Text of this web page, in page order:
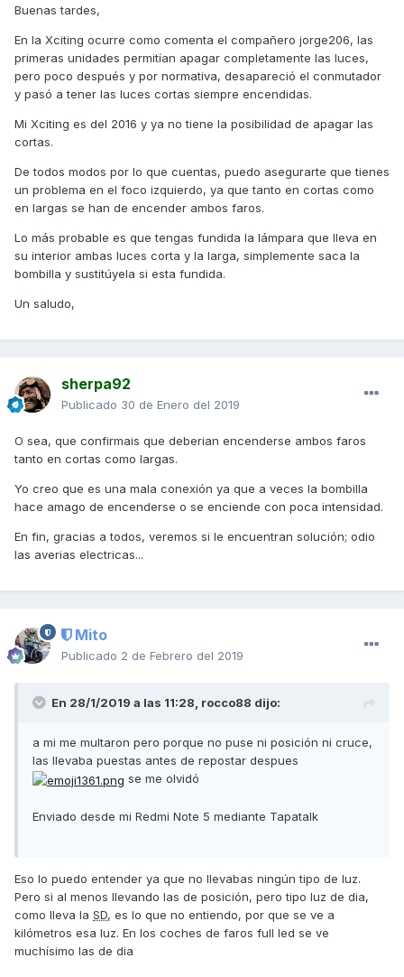
Buenas tardes,
En la Xciting ocurre como comenta el compañero jorge206, las
primeras unidades permitían apagar completamente las luces,
pero poco después y por normativa, desapareció el conmutador
y pasó a tener las luces cortas siempre encendidas.
Mi Xciting es del 2016 y ya no tiene la posibilidad de apagar las
cortas.
De todos modos por lo que cuentas, puedo asegurarte que tienes
un problema en el foco izquierdo, ya que tanto en cortas como
en largas se han de encender ambos faros.
Lo más probable es que tengas fundida la lámpara que lleva en
su interior ambas luces corta y la larga, simplemente saca la
bombilla y sustitúyela si esta fundida.
Un saludo,
sherpa92
Publicado 30 de Enero del 2019
O sea, que confirmais que deberian encenderse ambos faros
tanto en cortas como largas.
Yo creo que es una mala conexión ya que a veces la bombilla
hace amago de encenderse o se enciende con poca intensidad.
En fin, gracias a todos, veremos si le encuentran solución; odio
las averias electricas...
Mito
Publicado 2 de Febrero del 2019
En 28/1/2019 a las 11:28, rocco88 dijo:
a mi me multaron pero porque no puse ni posición ni cruce,
las llevaba puestas antes de repostar despues
se me olvidó
Enviado desde mi Redmi Note 5 mediante Tapatalk
Eso lo puedo entender ya que no llevabas ningún tipo de luz.
Pero si al menos llevando las de posición, pero tipo luz de dia,
como lleva la SD, es lo que no entiendo, por que se ve a
kilómetros esa luz. En los coches de faros full led se ve
muchísimo las de dia